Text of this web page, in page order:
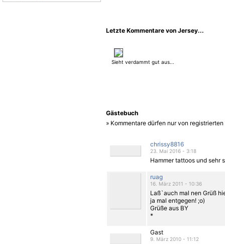
Letzte Kommentare von Jersey...
Sieht verdammt gut aus...
Gästebuch
» Kommentare dürfen nur von
chrissy8816
23. Mai 2016 - 3:18
Hammer tattoos und sehr
ruag
16. März 2011 - 10:36
Laß`auch mal nen Grüß
ja mal entgegen! ;o)
Grüße aus BY
*
Gast
9. März 2010 - 11:12